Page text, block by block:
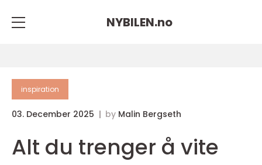
NYBILEN.no
inspiration
03. December 2025 by Malin Bergseth
Alt du trenger å vite